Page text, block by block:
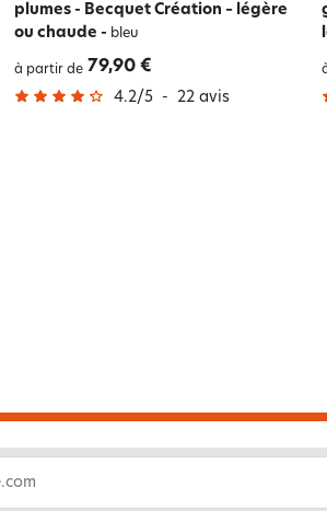
plumes - Becquet Création – légère
ou chaude - bleu
à partir de 79,90 €
4.2/5 - 22 avis